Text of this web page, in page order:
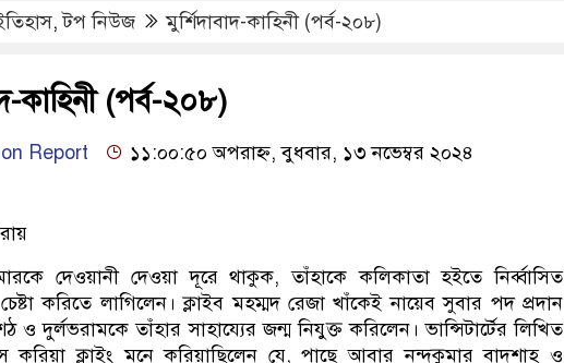
,টপ নিউজ মুর্শিদাবাদ-কাহিনী (পর্ব-২০৮)
কাহিনী (পর্ব-২০৮)
Report ১১:০০:৫০ অপরাহ্ন, বুধবার, ১৩ নভেম্বর ২০২৪
দেওয়ানী দেওয়া দূরে থাকুক, তাঁহাকে কলিকাতা হইতে নির্ব্বাসিত
করিতে লাগিলেন। ক্লাইব মহম্মদ রেজা খাঁকেই নায়েব সুবার পদ প্রদান
ও দুর্লভরামকে তাঁহার সাহায্যের জন্ম নিযুক্ত করিলেন। ভান্সিটার্টের লিখিত
করিয়া ক্লাইং মনে করিয়াছিলেন যে, পাছে আবার নন্দকুমার বাদশাহ ও